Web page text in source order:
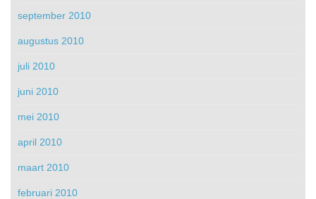
september 2010
augustus 2010
juli 2010
juni 2010
mei 2010
april 2010
maart 2010
februari 2010